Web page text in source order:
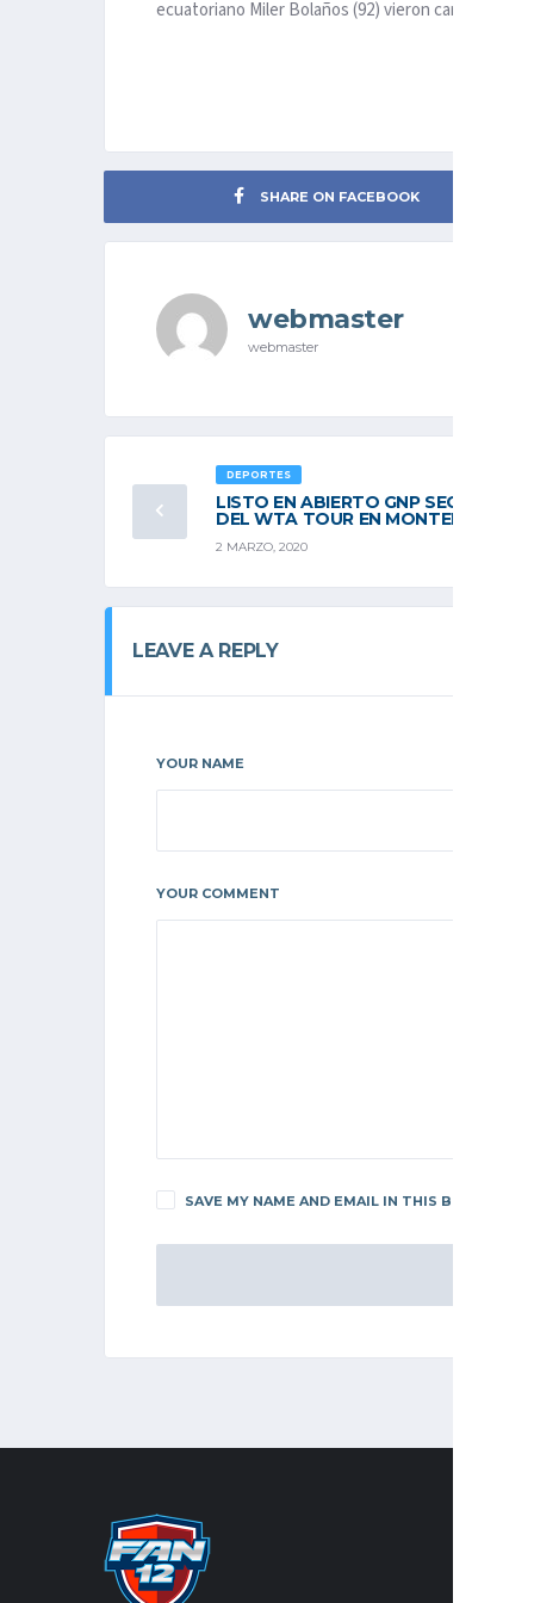
ecuatoriano Miler Bolaños (92) vieron cartón
SHARE ON FACEBOOK
webmaster
webmaster
DEPORTES
LISTO EN ABIERTO GNP SEGUROS
DEL WTA TOUR EN MONTERREY
2 MARZO, 2020
LEAVE A REPLY
YOUR NAME
YOUR COMMENT
SAVE MY NAME AND EMAIL IN THIS BROWSER